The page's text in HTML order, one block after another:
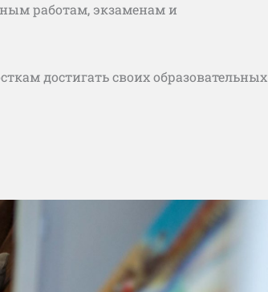
работам, экзаменам и
достигать своих образовательных